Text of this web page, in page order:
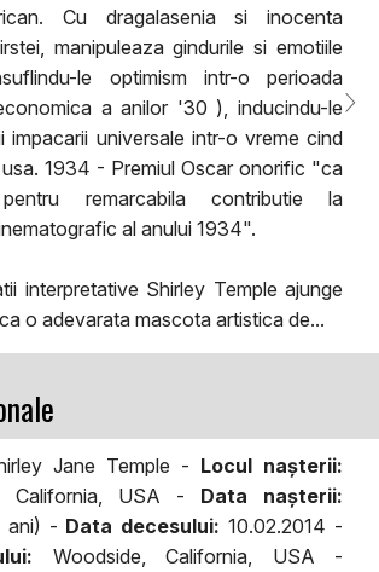
Cu dragalasenia si inocenta
manipuleaza gindurile si emotiile
le optimism intr-o perioada
a anilor '30 ), inducindu-le
impacarii universale intr-o vreme cind
1934 - Premiul Oscar onorific "ca
remarcabila contributie la
al anului 1934".
interpretative Shirley Temple ajunge
o adevarata mascota artistica de...
Jane Temple - Locul naşterii:
California, USA - Data naşterii:
ani) - Data decesului: 10.02.2014 -
Woodside, California, USA -